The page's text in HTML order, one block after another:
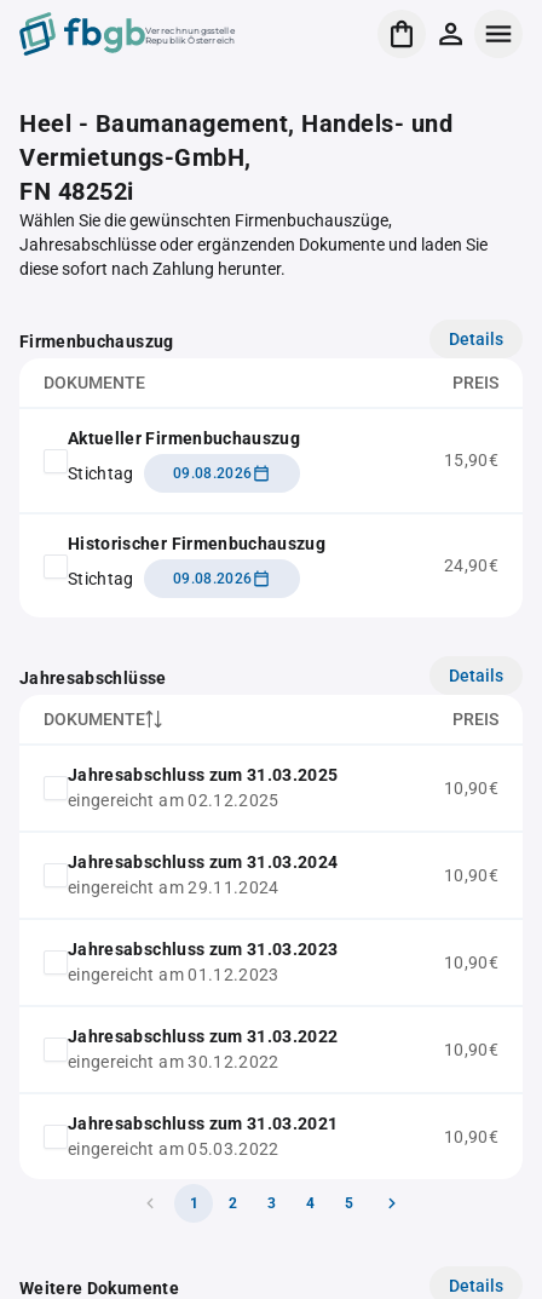
Verrechnungsstelle
Republik Österreich
Heel - Baumanagement, Handels- und
Vermietungs-GmbH,
FN 48252i
Wählen Sie die gewünschten Firmenbuchauszüge,
Jahresabschlüsse oder ergänzenden Dokumente und laden Sie
diese sofort nach Zahlung herunter.
Firmenbuchauszug Details
DOKUMENTE PREIS
Aktueller Firmenbuchauszug
Stichtag
09.08.2026
15,90€
Historischer Firmenbuchauszug
Stichtag
09.08.2026
24,90€
Jahresabschlüsse Details
DOKUMENTE PREIS
Jahresabschluss zum 31.03.2025
eingereicht am 02.12.2025
10,90€
Jahresabschluss zum 31.03.2024
eingereicht am 29.11.2024
10,90€
Jahresabschluss zum 31.03.2023
eingereicht am 01.12.2023
10,90€
Jahresabschluss zum 31.03.2022
eingereicht am 30.12.2022
10,90€
Jahresabschluss zum 31.03.2021
eingereicht am 05.03.2022
10,90€
1 2 3 4 5
Weitere Dokumente Details